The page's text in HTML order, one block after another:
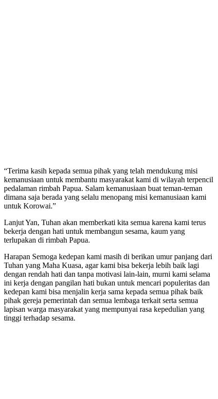
“Terima kasih kepada semua pihak yang telah mendukung misi
kemanusiaan untuk membantu masyarakat kami di wilayah terpencil
pedalaman rimbah Papua. Salam kemanusiaan buat teman-teman
dimana saja berada yang selalu menopang misi kemanusiaan kami
untuk Korowai.”
Lanjut Yan, Tuhan akan memberkati kita semua karena kami terus
bekerja dengan hati untuk membangun sesama, kaum yang
terlupakan di rimbah Papua.
Harapan Semoga kedepan kami masih di berikan umur panjang dari
Tuhan yang Maha Kuasa, agar kami bisa bekerja lebih baik lagi
dengan rendah hati dan tanpa motivasi lain-lain, murni kami selama
ini kerja dengan pangilan hati bukan untuk mencari populeritas dan
kedepan kami bisa menjalin kerja sama kepada semua pihak baik
pihak gereja pemerintah dan semua lembaga terkait serta semua
lapisan warga masyarakat yang mempunyai rasa kepedulian yang
tinggi terhadap sesama.